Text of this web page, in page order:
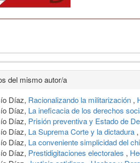
del mismo autor/a
Díaz, Racionalizando la militarización ,
Díaz, La ineficacia de los derechos
Díaz, Prisión preventiva y Estado de
Díaz, La Suprema Corte y la dictadura ,
Díaz, La conveniente simplicidad del
Díaz, Prestidigitaciones electorales ,